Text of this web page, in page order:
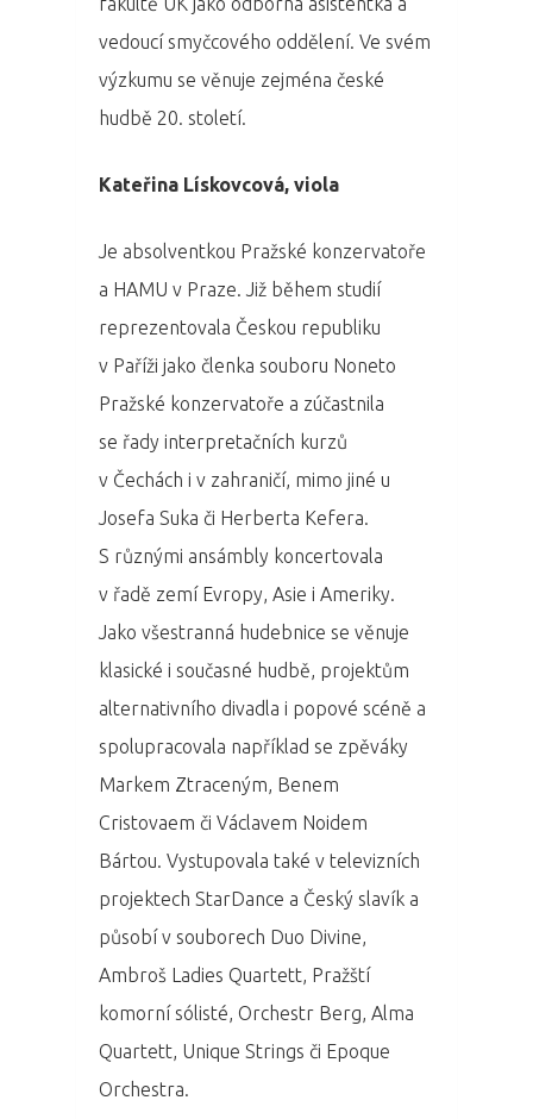
vedoucí smyčcového oddělení. Ve svém
výzkumu se věnuje zejména české
hudbě 20. století.
Kateřina Lískovcová, viola
Je absolventkou Pražské konzervatoře
a HAMU v Praze. Již během studií
reprezentovala Českou republiku
v Paříži jako členka souboru Noneto
Pražské konzervatoře a zúčastnila
se řady interpretačních kurzů
v Čechách i v zahraničí, mimo jiné u
Josefa Suka či Herberta Kefera.
S různými ansámbly koncertovala
v řadě zemí Evropy, Asie i Ameriky.
Jako všestranná hudebnice se věnuje
klasické i současné hudbě, projektům
alternativního divadla i popové scéně a
spolupracovala například se zpěváky
Markem Ztraceným, Benem
Cristovaem či Václavem Noidem
Bártou. Vystupovala také v televizních
projektech StarDance a Český slavík a
působí v souborech Duo Divine,
Ambroš Ladies Quartett, Pražští
komorní sólisté, Orchestr Berg, Alma
Quartett, Unique Strings či Epoque
Orchestra.
Program 26.3.
Program 27.3.
Aktuality
Partneři
Vstupenky